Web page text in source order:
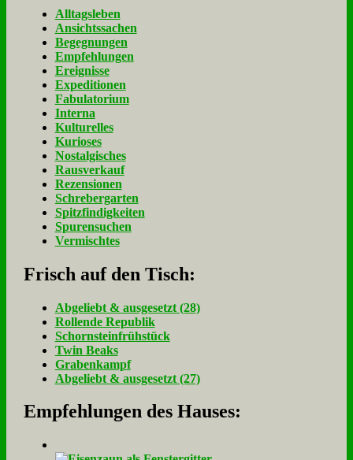
Alltagsleben
Ansichtssachen
Begegnungen
Empfehlungen
Ereignisse
Expeditionen
Fabulatorium
Interna
Kulturelles
Kurioses
Nostalgisches
Rausverkauf
Rezensionen
Schrebergarten
Spitzfindigkeiten
Spurensuchen
Vermischtes
Frisch auf den Tisch:
Ab­ge­liebt & aus­ge­setzt (28)
Rol­len­de Re­pu­blik
Schorn­stein­früh­stück
Twin Beaks
Gra­ben­kampf
Ab­ge­liebt & aus­ge­setzt (27)
Empfehlungen des Hauses: